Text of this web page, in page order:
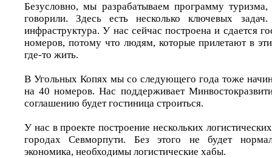
Безусловно, мы разрабатываем программу
говорили. Здесь есть несколько ключевых
инфраструктура. У нас сейчас построена и сдается
номеров, потому что людям, которые прилетают в
где-то жить.
В Угольных Копях мы со следующего года тоже
на 40 номеров. Нас поддерживает
соглашению будет гостиница строиться.
У нас в проекте построение нескольких
городах Севморпути. Без этого не будет
экономика, необходимы логистические хабы.